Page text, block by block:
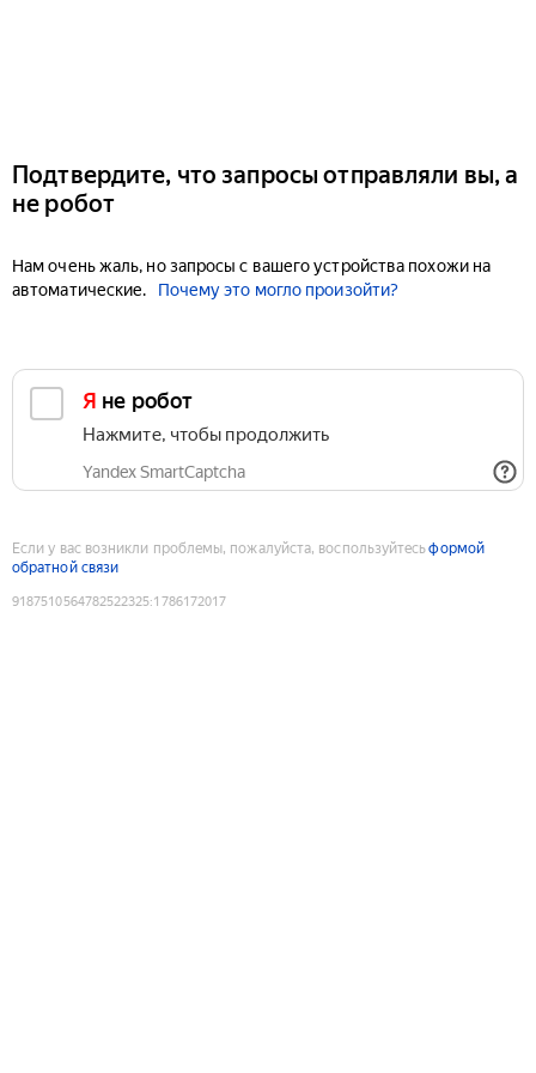
Подтвердите, что запросы отправляли вы, а
не робот
Нам очень жаль, но запросы с вашего устройства похожи на
автоматические.
Почему это могло произойти?
Я не робот
Нажмите, чтобы продолжить
Yandex SmartCaptcha
Если у вас возникли проблемы, пожалуйста, воспользуйтесьформой
обратной связи
9187510564782522325:1786172017